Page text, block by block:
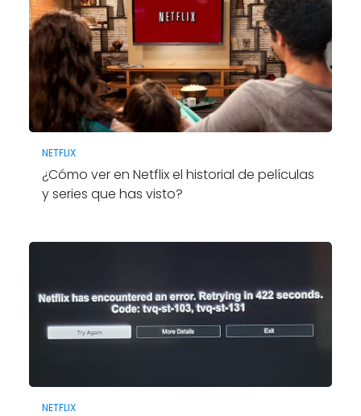
NETFLIX
¿Cómo ver en Netflix el historial de películas
y series que has visto?
NETFLIX